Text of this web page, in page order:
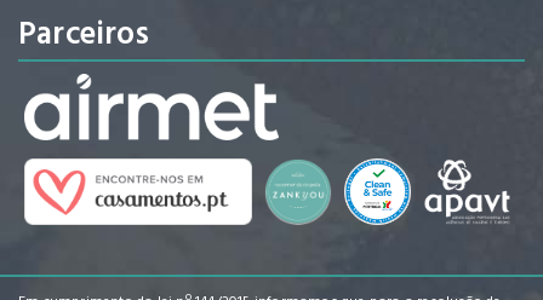
Parceiros